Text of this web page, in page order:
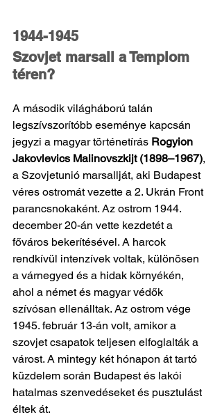
1944-1945
Szovjet marsall a Templom
téren?
A második világháború talán
legszívszorítóbb eseménye kapcsán
jegyzi a magyar történetírás Rogyion
Jakovlevics Malinovszkijt (1898–1967),
a Szovjetunió marsallját, aki Budapest
véres ostromát vezette a 2. Ukrán Front
parancsnokaként. Az ostrom 1944.
december 20-án vette kezdetét a
főváros bekerítésével. A harcok
rendkívül intenzívek voltak, különösen
a várnegyed és a hidak környékén,
ahol a német és magyar védők
szívósan ellenálltak. Az ostrom vége
1945. február 13-án volt, amikor a
szovjet csapatok teljesen elfoglalták a
várost. A mintegy két hónapon át tartó
küzdelem során Budapest és lakói
hatalmas szenvedéseket és pusztulást
éltek át.